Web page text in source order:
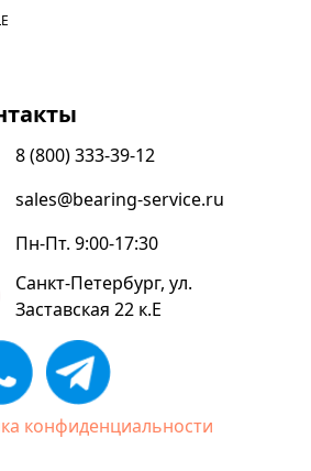
8 (800) 333-39-12
sales@bearing-service.ru
Санкт-Петербург, ул.
Заставская 22 к.Е
Пн-Пт. 9:00-17:30
конфиденциальности